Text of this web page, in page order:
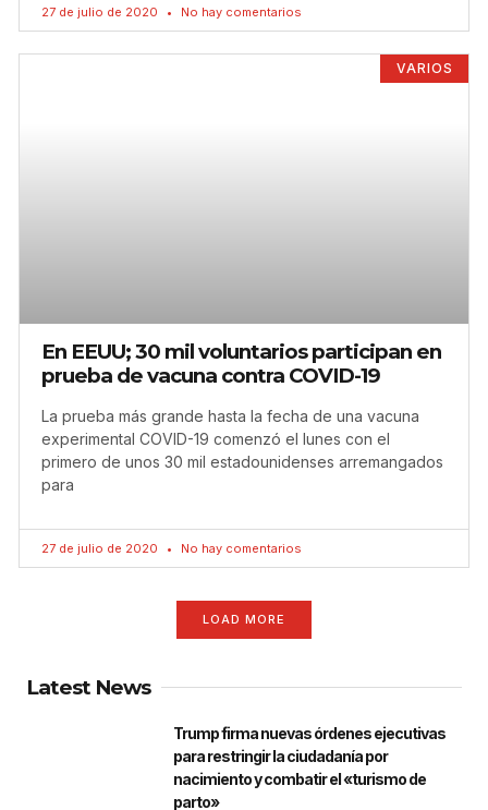
27 de julio de 2020 No hay comentarios
VARIOS
En EEUU; 30 mil voluntarios participan en
prueba de vacuna contra COVID-19
La prueba más grande hasta la fecha de una vacuna
experimental COVID-19 comenzó el lunes con el
primero de unos 30 mil estadounidenses arremangados
para
27 de julio de 2020 No hay comentarios
LOAD MORE
Latest News
Trump firma nuevas órdenes ejecutivas
para restringir la ciudadanía por
nacimiento y combatir el «turismo de
parto»